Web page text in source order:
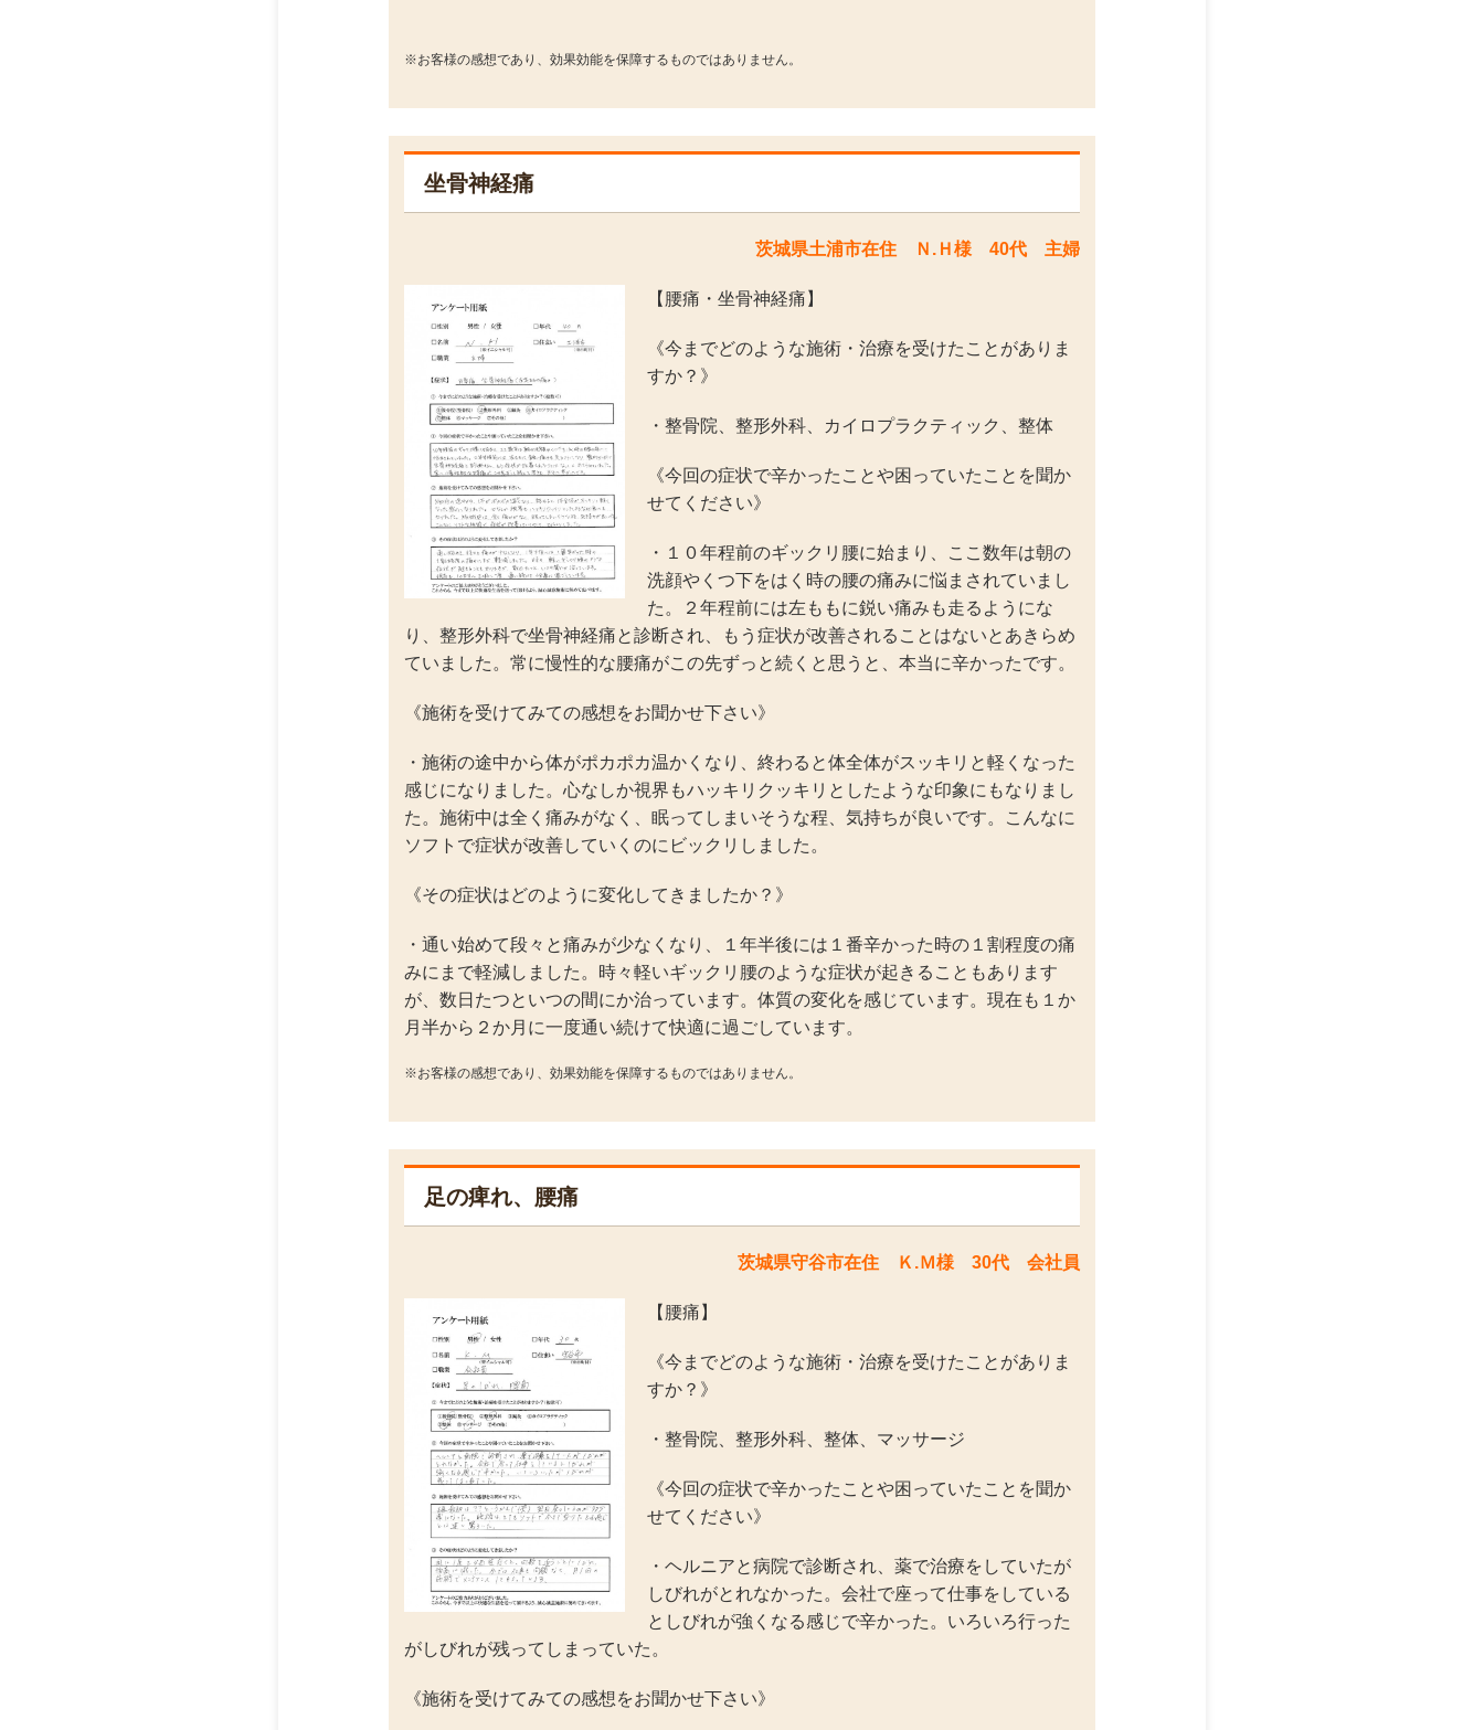
※お客様の感想であり、効果効能を保障するものではありません。
坐骨神経痛
茨城県土浦市在住 Ｎ.Ｈ様 40代 主婦
【腰痛・坐骨神経痛】
《今までどのような施術・治療を受けたことがありま
すか？》
・整骨院、整形外科、カイロプラクティック、整体
《今回の症状で辛かったことや困っていたことを聞か
せてください》
・１０年程前のギックリ腰に始まり、ここ数年は朝の
洗顔やくつ下をはく時の腰の痛みに悩まされていまし
た。２年程前には左ももに鋭い痛みも走るようにな
り、整形外科で坐骨神経痛と診断され、もう症状が改善されることはないとあきらめ
ていました。常に慢性的な腰痛がこの先ずっと続くと思うと、本当に辛かったです。
《施術を受けてみての感想をお聞かせ下さい》
・施術の途中から体がポカポカ温かくなり、終わると体全体がスッキリと軽くなった
感じになりました。心なしか視界もハッキリクッキリとしたような印象にもなりまし
た。施術中は全く痛みがなく、眠ってしまいそうな程、気持ちが良いです。こんなに
ソフトで症状が改善していくのにビックリしました。
《その症状はどのように変化してきましたか？》
・通い始めて段々と痛みが少なくなり、１年半後には１番辛かった時の１割程度の痛
みにまで軽減しました。時々軽いギックリ腰のような症状が起きることもあります
が、数日たつといつの間にか治っています。体質の変化を感じています。現在も１か
月半から２か月に一度通い続けて快適に過ごしています。
※お客様の感想であり、効果効能を保障するものではありません。
足の痺れ、腰痛
茨城県守谷市在住 Ｋ.Ｍ様 30代 会社員
【腰痛】
《今までどのような施術・治療を受けたことがありま
すか？》
・整骨院、整形外科、整体、マッサージ
《今回の症状で辛かったことや困っていたことを聞か
せてください》
・ヘルニアと病院で診断され、薬で治療をしていたが
しびれがとれなかった。会社で座って仕事をしている
としびれが強くなる感じで辛かった。いろいろ行った
がしびれが残ってしまっていた。
《施術を受けてみての感想をお聞かせ下さい》